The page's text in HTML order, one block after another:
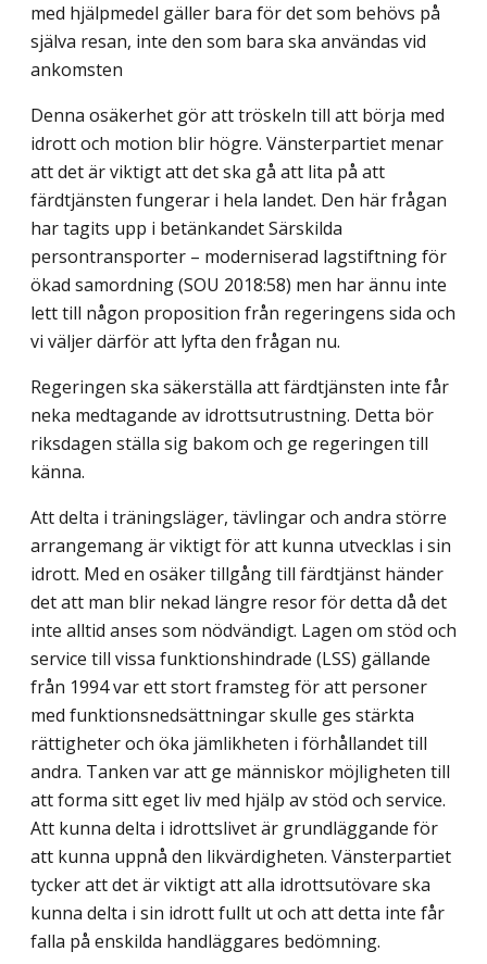
med hjälpmedel gäller bara för det som behövs på
själva resan, inte den som bara ska användas vid
ankomsten
Denna osäkerhet gör att tröskeln till att börja med
idrott och motion blir högre. Vänsterpartiet menar
att det är viktigt att det ska gå att lita på att
färdtjänsten fungerar i hela landet. Den här frågan
har tagits upp i betänkandet Särskilda
persontransporter – moderniserad lagstiftning för
ökad samordning (SOU 2018:58) men har ännu inte
lett till någon proposition från regeringens sida och
vi väljer därför att lyfta den frågan nu.
Regeringen ska säkerställa att färdtjänsten inte får
neka medtagande av idrottsutrust­ning. Detta bör
riksdagen ställa sig bakom och ge regeringen till
känna.
Att delta i träningsläger, tävlingar och andra större
arrangemang är viktigt för att kunna utvecklas i sin
idrott. Med en osäker tillgång till färdtjänst händer
det att man blir nekad längre resor för detta då det
inte alltid anses som nödvändigt. Lagen om stöd och
service till vissa funktionshindrade (LSS) gällande
från 1994 var ett stort framsteg för att personer
med funktionsnedsättningar skulle ges stärkta
rättigheter och öka jämlikheten i förhållandet till
andra. Tanken var att ge människor möjligheten till
att forma sitt eget liv med hjälp av stöd och service.
Att kunna delta i idrottslivet är grundläggande för
att kunna uppnå den likvärdigheten. Vänsterpartiet
tycker att det är viktigt att alla idrotts­utövare ska
kunna delta i sin idrott fullt ut och att detta inte får
falla på enskilda hand­läggares bedömning.